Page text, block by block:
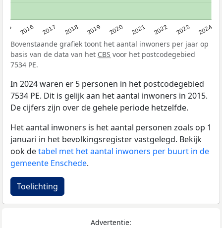
2016 2017 2018 2019 2020 2021 2022 2023 2024
Bovenstaande grafiek toont het aantal inwoners per jaar op
basis van de data van het CBS voor het postcodegebied
7534 PE.
In 2024 waren er 5 personen in het postcodegebied
7534 PE. Dit is gelijk aan het aantal inwoners in 2015.
De cijfers zijn over de gehele periode hetzelfde.
Het aantal inwoners is het aantal personen zoals op 1
januari in het bevolkingsregister vastgelegd. Bekijk
ook detabel met het aantal inwoners per buurt in de
gemeente Enschede.
Toelichting
Advertentie: